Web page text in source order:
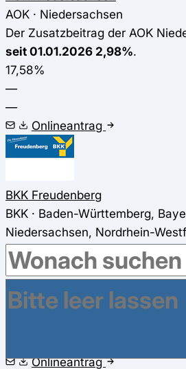
AOK · Niedersachsen
Der Zusatzbeitrag der AOK
seit 01.01.2026 2,98%.
17,58%
—
—
Onlineantrag
BKK Freudenberg
BKK · Baden-Württemberg,
Niedersachsen, Nordrhein-
Pfalz, Sachsen
Der Zusatzbeitrag der BKK
17,59%
Onlineantrag